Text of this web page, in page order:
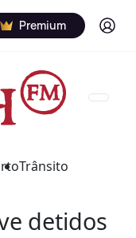
Premium Log in
Trânsito
detidos